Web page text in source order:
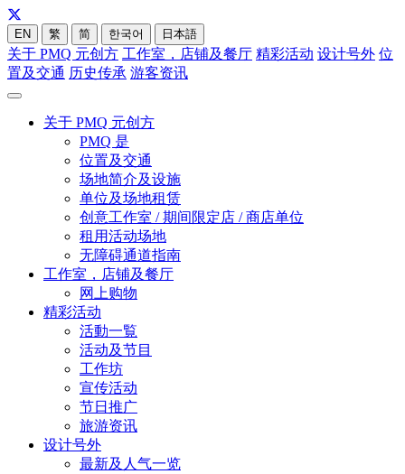
EN 繁 简 한국어 日本語
关于 PMQ 元创方 工作室，店铺及餐厅 精彩活动 设计号外 位
置及交通 历史传承 游客资讯
关于 PMQ 元创方
PMQ 是
位置及交通
场地简介及设施
单位及场地租赁
创意工作室 / 期间限定店 / 商店单位
租用活动场地
无障碍通道指南
工作室，店铺及餐厅
网上购物
精彩活动
活動一覧
活动及节目
工作坊
宣传活动
节日推广
旅游资讯
设计号外
最新及人气一览